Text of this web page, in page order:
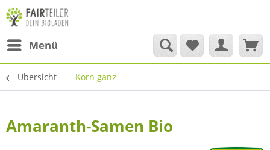
Menü
Übersicht Korn ganz
Amaranth-Samen Bio